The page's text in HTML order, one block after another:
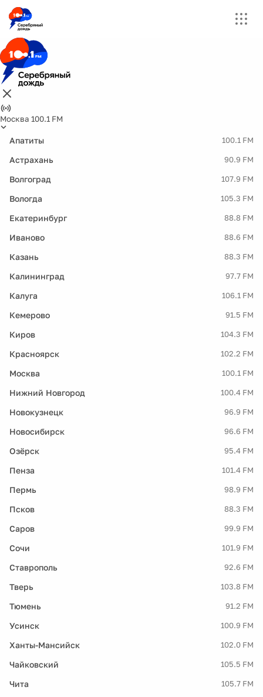
Москва 100.1 FM
Апатиты 100.1 FM
Астрахань 90.9 FM
Волгоград 107.9 FM
Вологда 105.3 FM
Екатеринбург 88.8 FM
Иваново 88.6 FM
Казань 88.3 FM
Калининград 97.7 FM
Калуга 106.1 FM
Кемерово 91.5 FM
Киров 104.3 FM
Красноярск 102.2 FM
Москва 100.1 FM
Нижний Новгород 100.4 FM
Новокузнецк 96.9 FM
Новосибирск 96.6 FM
Озёрск 95.4 FM
Пенза 101.4 FM
Пермь 98.9 FM
Псков 88.3 FM
Саров 99.9 FM
Сочи 101.9 FM
Ставрополь 92.6 FM
Тверь 103.8 FM
Тюмень 91.2 FM
Усинск 100.9 FM
Ханты-Мансийск 102.0 FM
Чайковский 105.5 FM
Чита 105.7 FM